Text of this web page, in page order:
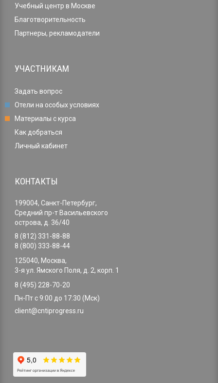
Учебный центр в Москве
Благотворительность
Партнеры, рекламодатели
УЧАСТНИКАМ
Задать вопрос
Отели на особых условиях
Материалы с курса
Как добраться
Личный кабинет
КОНТАКТЫ
199004, Санкт-Петербург,
Средний пр-т Васильевского
острова, д. 36/40
8 (812) 331-88-88
8 (800) 333-88-44
125040, Москва,
3-я ул. Ямского Поля, д. 2, корп. 1
8 (495) 228-70-20
Пн-Пт с 9:00 до 17:30 (Мск)
client@cntiprogress.ru